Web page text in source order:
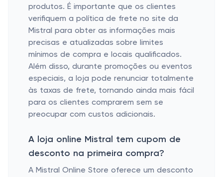
produtos. É importante que os clientes
verifiquem a política de frete no site da
Mistral para obter as informações mais
precisas e atualizadas sobre limites
mínimos de compra e locais qualificados.
Além disso, durante promoções ou eventos
especiais, a loja pode renunciar totalmente
às taxas de frete, tornando ainda mais fácil
para os clientes comprarem sem se
preocupar com custos adicionais.
A loja online Mistral tem cupom de
desconto na primeira compra?
A Mistral Online Store oferece um desconto